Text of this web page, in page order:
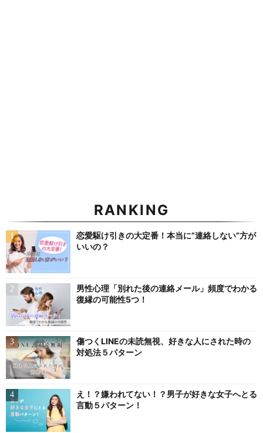
RANKING
恋愛駆け引きの大定番！本当に”連絡しない”方が
いいの？
男性心理「別れた後の連絡メール」頻度でわかる
復縁の可能性5つ！
傷つくLINEの未読無視、好きな人にされた時の
対処法５パターン
え！？嫌われてない！？男子が好きな女子へとる
言動５パターン！